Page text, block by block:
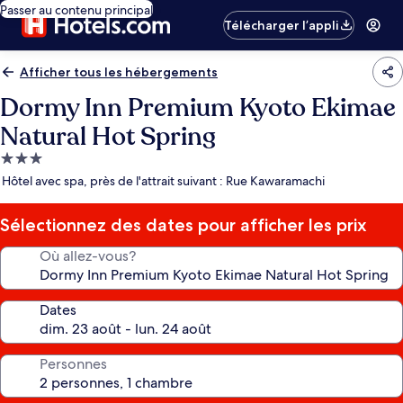
Passer au contenu principal
Télécharger l’appli
Afficher tous les hébergements
Dormy Inn Premium Kyoto Ekimae
Natural Hot Spring
Hébergement
3.0 étoiles
Hôtel avec spa, près de l'attrait suivant : Rue Kawaramachi
Sélectionnez des dates pour afficher les prix
Où allez-vous?
Dates
Personnes